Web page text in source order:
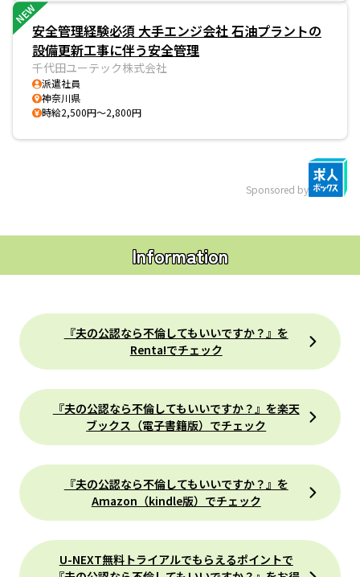
NEW
安全管理経験必須 大手エンジ会社 石油プラントの
設備更新工事に伴う安全管理
千代田ユーテック株式会社
派遣社員
神奈川県
時給2,500円～2,800円
Sponsored by
Information
『夫の公認なら不倫してもいいですか？』を
Renta!でチェック
『夫の公認なら不倫してもいいですか？』を楽天
ブックス（電子書籍版）でチェック
『夫の公認なら不倫してもいいですか？』を
Amazon（kindle版）でチェック
U-NEXT無料トライアルでもらえるポイントで